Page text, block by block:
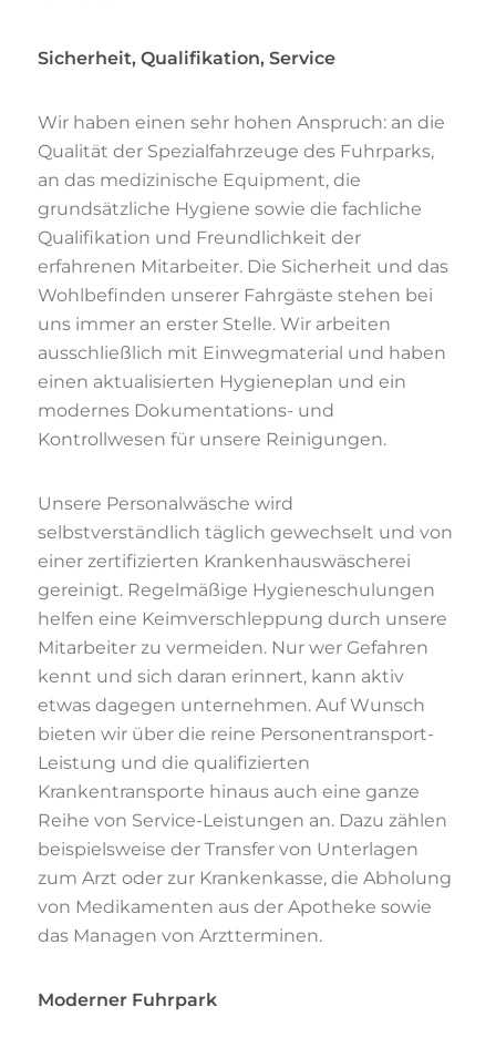
Sicherheit, Qualifikation, Service
Wir haben einen sehr hohen Anspruch: an die
Qualität der Spezialfahrzeuge des Fuhrparks,
an das medizinische Equipment, die
grundsätzliche Hygiene sowie die fachliche
Qualifikation und Freundlichkeit der
erfahrenen Mitarbeiter. Die Sicherheit und das
Wohlbefinden unserer Fahrgäste stehen bei
uns immer an erster Stelle. Wir arbeiten
ausschließlich mit Einwegmaterial und haben
einen aktualisierten Hygieneplan und ein
modernes Dokumentations- und
Kontrollwesen für unsere Reinigungen.
Unsere Personalwäsche wird
selbstverständlich täglich gewechselt und von
einer zertifizierten Krankenhauswäscherei
gereinigt. Regelmäßige Hygieneschulungen
helfen eine Keimverschleppung durch unsere
Mitarbeiter zu vermeiden. Nur wer Gefahren
kennt und sich daran erinnert, kann aktiv
etwas dagegen unternehmen. Auf Wunsch
bieten wir über die reine Personentransport-
Leistung und die qualifizierten
Krankentransporte hinaus auch eine ganze
Reihe von Service-Leistungen an. Dazu zählen
beispielsweise der Transfer von Unterlagen
zum Arzt oder zur Krankenkasse, die Abholung
von Medikamenten aus der Apotheke sowie
das Managen von Arztterminen.
Moderner Fuhrpark